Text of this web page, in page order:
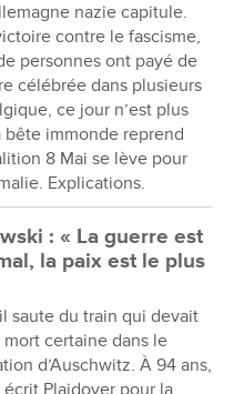
nazie capitule.
contre le fascisme,
personnes ont payé de
célébrée dans plusieurs
ce jour n’est plus
immonde reprend
8 Mai se lève pour
Explications.
: « La guerre est
la paix est le plus
il saute du train qui devait
certaine dans le
d’Auschwitz. À 94 ans,